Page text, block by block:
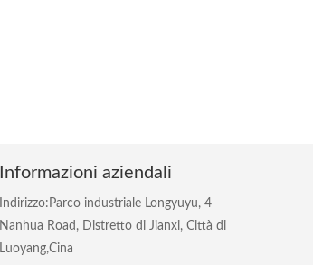
Informazioni aziendali
Indirizzo:Parco industriale Longyuyu, 4
Nanhua Road, Distretto di Jianxi, Città di
Luoyang,Cina